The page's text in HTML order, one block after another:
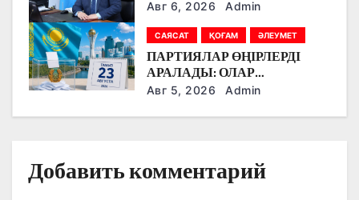
п
и
с
я
м
Авг 6, 2026 Admin
САЯСАТ ҚОҒАМ ӘЛЕУМЕТ
ПАРТИЯЛАР ӨҢІРЛЕРДІ
АРАЛАДЫ: ОЛАР
ДӘРІГЕРЛЕРМЕН,
ФЕРМЕРЛЕРМЕН ЖӘНЕ
Авг 5, 2026 Admin
Добавить комментарий